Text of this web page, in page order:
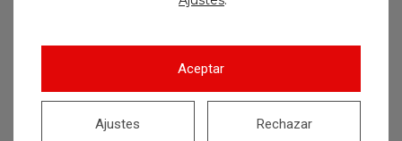
Aceptar
Rechazar
Ajustes